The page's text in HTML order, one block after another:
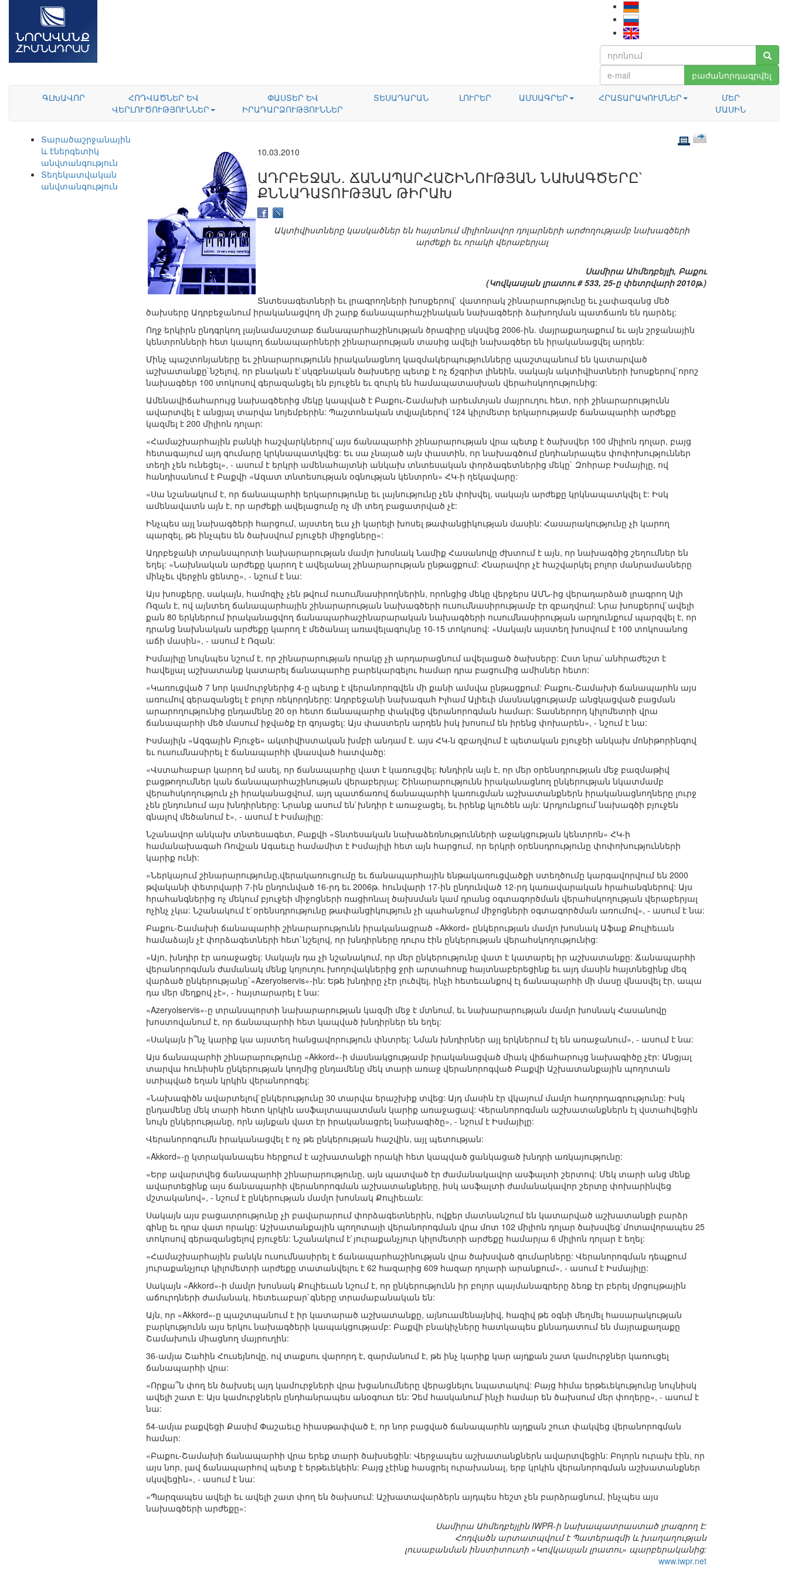
բաժանորդագրվել
ԳԼԽԱՎՈՐ
ՀՈԴՎԱԾՆԵՐ ԵՎ
ՎԵՐԼՈՒԾՈՒԹՅՈՒՆՆԵՐ
ՓԱՍՏԵՐ ԵՎ
ԻՐԱԴԱՐՁՈՒԹՅՈՒՆՆԵՐ
ՏԵՍԱԴԱՐԱՆ ԼՈՒՐԵՐ ԱՄՍԱԳՐԵՐ ՀՐԱՏԱՐԱԿՈՒՄՆԵՐ
ՄԵՐ
ՄԱՍԻՆ
Տարածաշրջանային
և էներգետիկ
անվտանգություն
Տեղեկատվական
անվտանգություն
10.03.2010
ԱԴՐԲԵՋԱՆ. ՃԱՆԱՊԱՐՀԱՇԻՆՈՒԹՅԱՆ ՆԱԽԱԳԾԵՐԸ`
ՔՆՆԱԴԱՏՈՒԹՅԱՆ ԹԻՐԱԽ
Ակտիվիստները կասկածներ են հայտնում միլիոնավոր դոլարների արժողությամբ նախագծերի
արժեքի եւ որակի վերաբերյալ
Սամիրա Ահմեդբեյլի, Բաքու
(Կովկասյան լրատու # 533, 25-ը փետրվարի 2010թ.)
Տնտեսագետների եւ լրագրողների խոսքերով` վատորակ շինարարությունը եւ չափազանց մեծ
ծախսերը Ադրբեջանում իրականացվող մի շարք ճանապարհաշինական նախագծերի ձախողման պատճառն են դարձել:
Ողջ երկիրն ընդգրկող լայնամասշտաբ ճանապարհաշինության ծրագիրը սկսվեց 2006-ին. մայրաքաղաքում եւ այն շրջանային
կենտրոնների հետ կապող ճանապարհների շինարարության տասից ավելի նախագծեր են իրականացվել արդեն:
Մինչ պաշտոնյաները եւ շինարարությունն իրականացնող կազմակերպությունները պաշտպանում են կատարված
աշխատանքը`նշելով, որ բնական է`սկզբնական ծախսերը պետք է ոչ ճշգրիտ լինեին, սակայն ակտիվիստների խոսքերով`որոշ
նախագծեր 100 տոկոսով գերազանցել են բյուջեն եւ զուրկ են համապատասխան վերահսկողությունից:
Ամենավիճահարույց նախագծերից մեկը կապված է Բաքու-Շամախի արեւմտյան մայրուղու հետ, որի շինարարությունն
ավարտվել է անցյալ տարվա նոյեմբերին: Պաշտոնական տվյալներով`124 կիլոմետր երկարությամբ ճանապարհի արժեքը
կազմել է 200 միլիոն դոլար:
«Համաշխարհային բանկի հաշվարկներով`այս ճանապարհի շինարարության վրա պետք է ծախսվեր 100 միլիոն դոլար, բայց
հետագայում այդ գումարը կրկնապատկվեց: Եւ սա չնայած այն փաստին, որ նախագծում ընդհանրապես փոփոխություններ
տեղի չեն ունեցել», - ասում է երկրի ամենահայտնի անկախ տնտեսական փորձագետներից մեկը` Զոհրաբ Իսմայիլը, ով
հանդիսանում է Բաքվի «Ազատ տնտեսության օգնության կենտրոն» ՀԿ-ի ղեկավարը:
«Սա նշանակում է, որ ճանապարհի երկարությունը եւ լայնությունը չեն փոխվել, սակայն արժեքը կրկնապատկվել է: Իսկ
ամենավատն այն է, որ արժեքի ավելացումը ոչ մի տեղ բացատրված չէ:
Ինչպես այլ նախագծերի հարցում, այստեղ եւս չի կարելի խոսել թափանցիկության մասին: Հասարակությունը չի կարող
պարզել, թե ինչպես են ծախսվում բյուջեի միջոցները»:
Ադրբեջանի տրանսպորտի նախարարության մամլո խոսնակ Նամիք Հասանովը ժխտում է այն, որ նախագծից շեղումներ են
եղել: «Նախնական արժեքը կարող է ավելանալ շինարարության ընթացքում: Հնարավոր չէ հաշվարկել բոլոր մանրամասները
մինչեւ վերջին ցենտը», - նշում է նա:
Այս խոսքերը, սակայն, համոզիչ չեն թվում ուսումնասիրողներին, որոնցից մեկը վերջերս ԱՄՆ-ից վերադարձած լրագրող Ալի
Ռզան է, ով այնտեղ ճանապարհային շինարարության նախագծերի ուսումնասիրությամբ էր զբաղվում: Նրա խոսքերով`ավելի
քան 80 երկներում իրականացվող ճանապարհաշինարարական նախագծերի ուսումնասիրության արդյունքում պարզվել է, որ
դրանց նախնական արժեքը կարող է մեծանալ առավելագույնը 10-15 տոկոսով: «Սակայն այստեղ խոսվում է 100 տոկոսանոց
աճի մասին», - ասում է Ռզան:
Իսմայիլը նույնպես նշում է, որ շինարարության որակը չի արդարացնում ավելացած ծախսերը: Ըստ նրա`անհրաժեշտ է
հավելյալ աշխատանք կատարել ճանապարհը բարեկարգելու համար դրա բացումից ամիսներ հետո:
«Կառուցված 7 նոր կամուրջներից 4-ը պետք է վերանորոգվեն մի քանի ամսվա ընթացքում: Բաքու-Շամախի ճանապարհն այս
առումով գերազանցել է բոլոր ռեկորդները: Ադրբեջանի նախագահ Իլհամ Ալիեւի մասնակցությամբ անցկացված բացման
արարողությունից ընդամենը 20 օր հետո ճանապարհը փակվեց վերանորոգման համար: Տասներորդ կիլոմետրի վրա
ճանապարհի մեծ մասում իջվածք էր գոյացել: Այս փաստերն արդեն իսկ խոսում են իրենց փոխարեն», - նշում է նա:
Իսմայիլն «Ազգային Բյուջե» ակտիվիստական խմբի անդամ է. այս ՀԿ-ն զբաղվում է պետական բյուջեի անկախ մոնիթորինգով
եւ ուսումնասիրել է ճանապարհի վնասված հատվածը:
«Վստահաբար կարող եմ ասել, որ ճանապարհը վատ է կառուցվել: Խնդիրն այն է, որ մեր օրենսդրության մեջ բազմաթիվ
բացթողումներ կան ճանապարհաշինության վերաբերյալ: Շինարարությունն իրականացնող ընկերության նկատմամբ
վերահսկողություն չի իրականացվում, այդ պատճառով ճանապարհի կառուցման աշխատանքներն իրականացնողները լուրջ
չեն ընդունում այս խնդիրները: Նրանք ասում են`խնդիր է առաջացել, եւ իրենք կլուծեն այն: Արդյունքում`նախագծի բյուջեն
գնալով մեծանում է», - ասում է Իսմայիլը:
Նշանավոր անկախ տնտեսագետ, Բաքվի «Տնտեսական նախաձեռնությունների աջակցության կենտրոն» ՀԿ-ի
համանախագահ Ռովշան Ագաեւը համամիտ է Իսմայիլի հետ այն հարցում, որ երկրի օրենսդրությունը փոփոխությունների
կարիք ունի:
«Ներկայում շինարարությունը,վերակառուցումը եւ ճանապարհային ենթակառուցվածքի ստեղծումը կարգավորվում են 2000
թվականի փետրվարի 7-ին ընդունված 16-րդ եւ 2006թ. հունվարի 17-ին ընդունված 12-րդ կառավարական հրահանգներով: Այս
հրահանգներից ոչ մեկում բյուջեի միջոցների ռացիոնալ ծախսման կամ դրանց օգտագործման վերահսկողության վերաբերյալ
ոչինչ չկա: Նշանակում է`օրենսդրությունը թափանցիկություն չի պահանջում միջոցների օգտագործման առումով», - ասում է նա:
Բաքու-Շամախի ճանապարհի շինարարությունն իրականացրած «Akkord» ընկերության մամլո խոսնակ Աֆաք Քուլիեւան
համաձայն չէ փորձագետների հետ`նշելով, որ խնդիրները դուրս էին ընկերության վերահսկողությունից:
«Այո, խնդիր էր առաջացել: Սակայն դա չի նշանակում, որ մեր ընկերությունը վատ է կատարել իր աշխատանքը: Ճանապարհի
վերանորոգման ժամանակ մենք կոյուղու խողովակներից ջրի արտահոսք հայտնաբերեցինք եւ այդ մասին հայտնեցինք մեզ
վարձած ընկերությանը`«Azeryolservis»-ին: Եթե խնդիրը չէր լուծվել, ինչի հետեւանքով էլ ճանապարհի մի մասը վնասվել էր, ապա
դա մեր մեղքով չէ», - հայտարարել է նա:
«Azeryolservis»-ը տրանսպորտի նախարարության կազմի մեջ է մտնում, եւ նախարարության մամլո խոսնակ Հասանովը
խոստովանում է, որ ճանապարհի հետ կապված խնդիրներ են եղել:
«Սակայն ի՞նչ կարիք կա այստեղ հանցավորություն փնտրել: Նման խնդիրներ այլ երկներում էլ են առաջանում», - ասում է նա:
Այս ճանապարհի շինարարությունը «Akkord»-ի մասնակցությամբ իրականացված միակ վիճահարույց նախագիծը չէր: Անցյալ
տարվա հունիսին ընկերության կողմից ընդամենը մեկ տարի առաջ վերանորոգված Բաքվի Աշխատանքային պողոտան
ստիպված եղան կրկին վերանորոգել:
«Նախագիծն ավարտելով`ընկերությունը 30 տարվա երաշխիք տվեց: Այդ մասին էր վկայում մամլո հաղորդագրությունը: Իսկ
ընդամենը մեկ տարի հետո կրկին ասֆալտապատման կարիք առաջացավ: Վերանորոգման աշխատանքներն էլ վստահվեցին
նույն ընկերությանը, որն այնքան վատ էր իրականացրել նախագիծը», - նշում է Իսմայիլը:
Վերանորոգումն իրականացվել է ոչ թե ընկերության հաշվին, այլ պետության:
«Akkord»-ը կտրականապես հերքում է աշխատանքի որակի հետ կապված ցանկացած խնդրի առկայությունը:
«Երբ ավարտվեց ճանապարհի շինարարությունը, այն պատված էր ժամանակավոր ասֆալտի շերտով: Մեկ տարի անց մենք
ավարտեցինք այս ճանապարհի վերանորոգման աշխատանքները, իսկ ասֆալտի ժամանակավոր շերտը փոխարինվեց
մշտականով», - նշում է ընկերության մամլո խոսնակ Քուլիեւան:
Սակայն այս բացատրությունը չի բավարարում փորձագետներին, ովքեր մատնանշում են կատարված աշխատանքի բարձր
գինը եւ դրա վատ որակը: Աշխատանքային պողոտայի վերանորոգման վրա մոտ 102 միլիոն դոլար ծախսվեց`մոտավորապես 25
տոկոսով գերազանցելով բյուջեն: Նշանակում է`յուրաքանչյուր կիլոմետրի արժեքը համարյա 6 միլիոն դոլար է եղել:
«Համաշխարհային բանկն ուսումնասիրել է ճանապարհաշինության վրա ծախսված գումարները: Վերանորոգման դեպքում
յուրաքանչյուր կիլոմետրի արժեքը տատանվելու է 62 հազարից 609 հազար դոլարի արանքում», - ասում է Իսմայիլը:
Սակայն «Akkord»-ի մամլո խոսնակ Քուլիեւան նշում է, որ ընկերությունն իր բոլոր պայմանագրերը ձեռք էր բերել մրցույթային
աճուրդների ժամանակ, հետեւաբար`գները տրամաբանական են:
Այն, որ «Akkord»-ը պաշտպանում է իր կատարած աշխատանքը, այնուամենայնիվ, հազիվ թե օգնի մեղմել հասարակության
բարկությունն այս երկու նախագծերի կապակցությամբ: Բաքվի բնակիչները հատկապես քննադատում են մայրաքաղաքը
Շամախուն միացնող մայրուղին:
36-ամյա Շահին Հուսեյնովը, ով տաքսու վարորդ է, զարմանում է, թե ինչ կարիք կար այդքան շատ կամուրջներ կառուցել
ճանապարհի վրա:
«Որքա՞ն փող են ծախսել այդ կամուրջների վրա խցանումները վերացնելու նպատակով: Բայց հիմա երթեւեկությունը նույնիսկ
ավելի շատ է: Այս կամուրջներն ընդհանրապես անօգուտ են: Չեմ հասկանում`ինչի համար են ծախսում մեր փողերը», - ասում է
նա:
54-ամյա բաքվեցի Քասիմ Փաշաեւը հիասթափված է, որ նոր բացված ճանապարհն այդքան շուտ փակվեց վերանորոգման
համար:
«Բաքու-Շամախի ճանապարհի վրա երեք տարի ծախսեցին: Վերջապես աշխատանքներն ավարտվեցին: Բոլորն ուրախ էին, որ
այս նոր, լավ ճանապարհով պետք է երթեւեկեին: Բայց չէինք հասցրել ուրախանալ, երբ կրկին վերանորոգման աշխատանքներ
սկսվեցին», - ասում է նա:
«Պարզապես ավելի եւ ավելի շատ փող են ծախսում: Աշխատավարձերն այդպես հեշտ չեն բարձրացնում, ինչպես այս
նախագծերի արժեքը»:
Սամիրա Ահմեդբեյլին IWPR-ի նախապատրաստած լրագրող է:
Հոդվածն արտատպվում է Պատերազմի և խաղաղության
լուսաբանման ինստիտուտի «Կովկասյան լրատու» պարբերականից:
www.iwpr.net